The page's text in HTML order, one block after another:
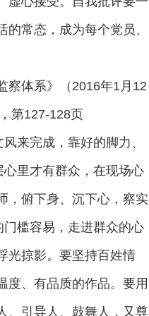
常态，成为每个党员、
察体系》（2016年1月12
第127-128页
来完成，靠好的脚力、
里才有群众，在现场心
，俯下身、沉下心，察实
槛容易，走进群众的心
光掠影。要坚持百姓情
度、有品质的作品。要用
、引导人、鼓舞人，又尊